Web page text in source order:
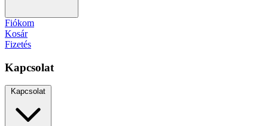
Fiókom
Kosár
Fizetés
Kapcsolat
Kapcsolat